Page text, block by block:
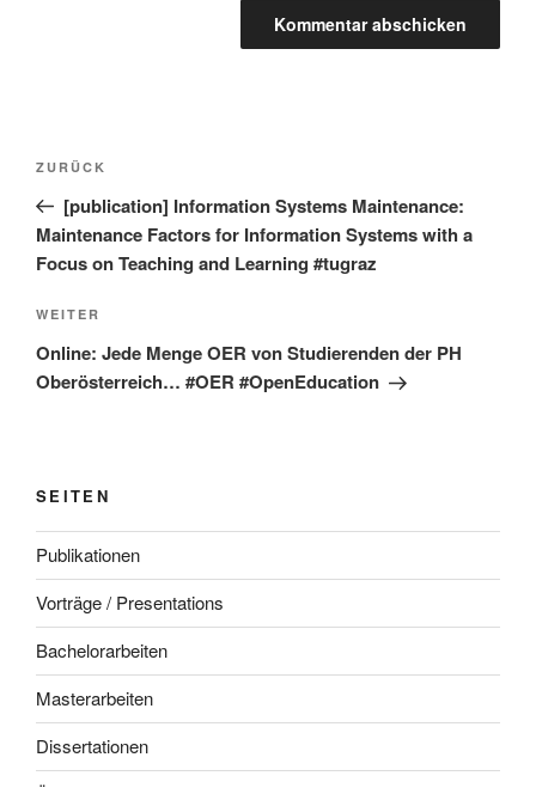
Beitragsnavigation
Vorheriger
Beitrag
ZURÜCK
[publication] Information Systems Maintenance:
Maintenance Factors for Information Systems with a
Focus on Teaching and Learning #tugraz
Nächster
Beitrag
WEITER
Online: Jede Menge OER von Studierenden der PH
Oberösterreich… #OER #OpenEducation
SEITEN
Publikationen
Vorträge / Presentations
Bachelorarbeiten
Masterarbeiten
Dissertationen